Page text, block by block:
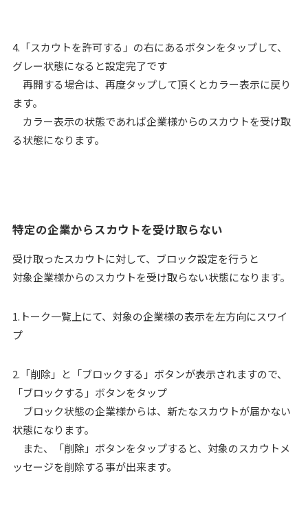
4.「スカウトを許可する」の右にあるボタンをタップして、
グレー状態になると設定完了です
再開する場合は、再度タップして頂くとカラー表示に戻り
ます。
カラー表示の状態であれば企業様からのスカウトを受け取
る状態になります。
特定の企業からスカウトを受け取らない
受け取ったスカウトに対して、ブロック設定を行うと
対象企業様からのスカウトを受け取らない状態になります。
1.トーク一覧上にて、対象の企業様の表示を左方向にスワイ
プ
2.「削除」と「ブロックする」ボタンが表示されますので、
「ブロックする」ボタンをタップ
ブロック状態の企業様からは、新たなスカウトが届かない
状態になります。
また、「削除」ボタンをタップすると、対象のスカウトメ
ッセージを削除する事が出来ます。